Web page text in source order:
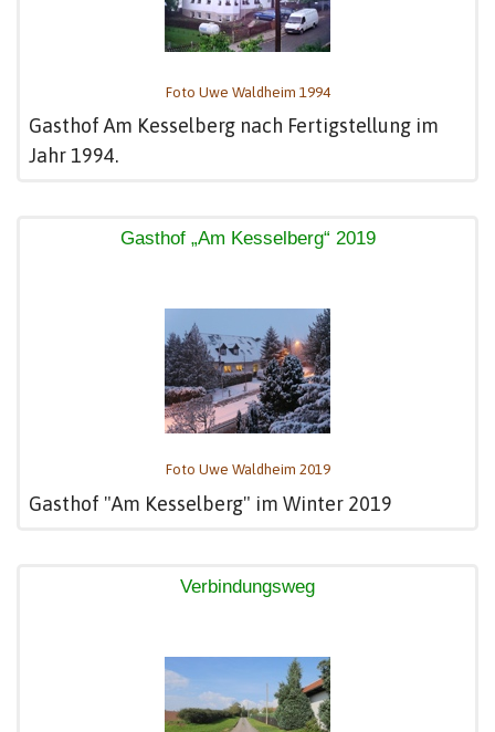
Foto Uwe Waldheim 1994
Gasthof Am Kesselberg nach Fertigstellung im
Jahr 1994.
Gasthof „Am Kesselberg“ 2019
Foto Uwe Waldheim 2019
Gasthof "Am Kesselberg" im Winter 2019
Verbindungsweg